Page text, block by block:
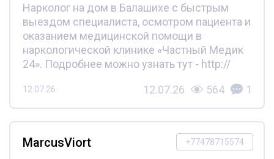
Нарколог на дом в Балашихе с быстрым
выездом специалиста, осмотром пациента и
оказанием медицинской помощи в
наркологической клинике «Частный Медик
24». Подробнее можно узнать тут - http://
12.07.26 12.07.26 564 1
+77478715574
MarcusViort